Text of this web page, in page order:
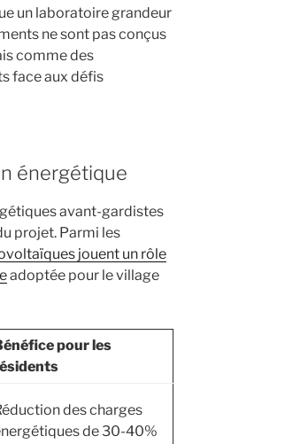
un laboratoire grandeur
ne sont pas conçus
comme des
face aux défis
énergétique
avant-gardistes
projet. Parmi les
jouent un rôle
adoptée pour le village
pour les
des charges
de 30-40%